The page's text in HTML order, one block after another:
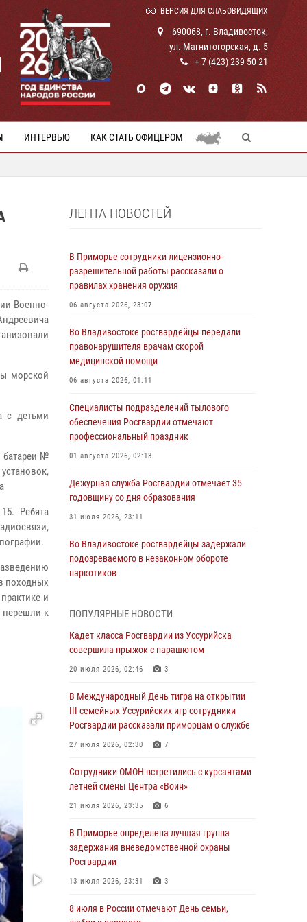
ВЕРСИЯ ДЛЯ СЛАБОВИДЯЩИХ
690068, г. Владивосток,
ул. Магнитогорская, д. 5
+ 7 (423) 239-50-21
ИНТЕРВЬЮ КАК СТАТЬ ОФИЦЕРОМ
Военно-
морской
с детьми
батареи №
Ребята
походных
и
перешли к
ЛЕНТА НОВОСТЕЙ
В Приморье сотрудники лицензионно-
разрешительной работы рассказали о
правилах хранения оружия
06 августа 2026, 23:07
Во Владивостоке росгвардейцы передали
правонарушителя врачам скорой
медицинской помощи
06 августа 2026, 01:11
Специалисты подразделений тылового
обеспечения Росгвардии отмечают
профессиональный праздник
01 августа 2026, 02:13
Дежурная служба Росгвардии отмечает 35
годовщину со дня образования
31 июля 2026, 23:11
Во Владивостоке росгвардейцы задержали
подозреваемого в незаконном обороте
наркотиков
Вопрос противодействия незаконному
обороту оружия рассмотрели на заседании
антитеррористической комиссии
Во Владивостоке во дворе жилого дома
сотрудники вневедомственной охраны
обнаружили запрещенные растения
В День Крещения Руси в Князь-
Владимирском храме – Главном храме
с крестным ходом
28 июля 2026, 10:29 3
Росгвардейцы в Приморье приняли участие в
28 июля 2026, 05:39 3
ПОПУЛЯРНЫЕ НОВОСТИ
Кадет класса Росгвардии из Уссурийска
совершила прыжок с парашютом
20 июля 2026, 02:46 3
В Международный День тигра на открытии
III семейных Уссурийских игр сотрудники
Росгвардии рассказали приморцам о службе
27 июля 2026, 02:30 7
Сотрудники ОМОН встретились с курсантами
летней смены Центра «Воин»
21 июля 2026, 23:35 6
В Приморье определена лучшая группа
задержания вневедомственной охраны
Росгвардии
13 июля 2026, 23:31 3
8 июля в России отмечают День семьи,